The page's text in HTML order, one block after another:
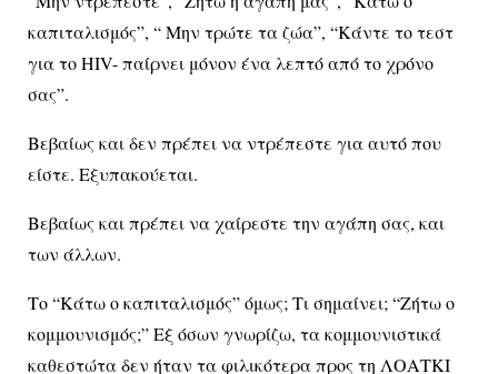
καπιταλισμός”, “ Μην τρώτε τα ζώα”, “Κάντε το τεστ
για το HIV- παίρνει μόνον ένα λεπτό από το χρόνο
σας”.
Βεβαίως και δεν πρέπει να ντρέπεστε για αυτό που
είστε. Εξυπακούεται.
Βεβαίως και πρέπει να χαίρεστε την αγάπη σας, και
των άλλων.
Το “Κάτω ο καπιταλισμός” όμως; Τι σημαίνει; “Ζήτω ο
κομμουνισμός;” Εξ όσων γνωρίζω, τα κομμουνιστικά
καθεστώτα δεν ήταν τα φιλικότερα προς τη ΛΟΑΤΚΙ